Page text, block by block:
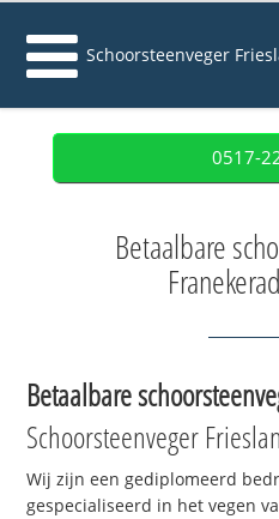
Schoorsteenveger
0517-
Betaalbare
Betaalbare
Schoorsteenveger
Wij zijn een gediplomeerd
gespecialiseerd in het vegen